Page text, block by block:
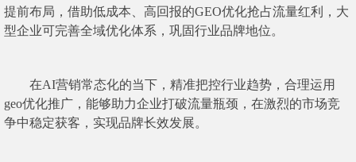
提前布局，借助低成本、高回报的GEO优化抢占流量红利，大
型企业可完善全域优化体系，巩固行业品牌地位。
在AI营销常态化的当下，精准把控行业趋势，合理运用
geo优化推广，能够助力企业打破流量瓶颈，在激烈的市场竞
争中稳定获客，实现品牌长效发展。